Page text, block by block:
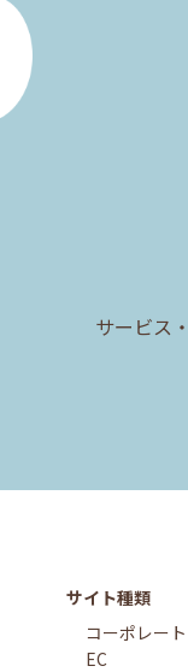
サービス
サイト種類
コーポレート
EC